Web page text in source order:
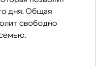
дня. Общая
свободно